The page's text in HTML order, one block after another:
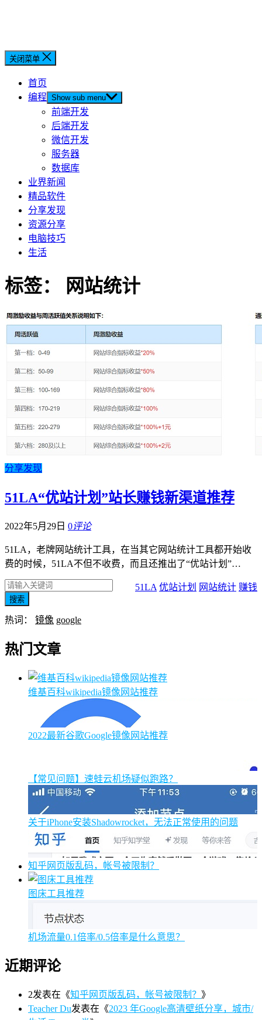
关闭菜单
首页
编程 Show sub menu
前端开发
后端开发
微信开发
服务器
数据库
业界新闻
精品软件
分享发现
资源分享
电脑技巧
生活
标签： 网站统计
分享发现
51LA“优站计划”站长赚钱新渠道推荐
2022年5月29日 0评论
51LA，老牌网站统计工具，在当其它网站统计工具都开始收
费的时候，51LA不但不收费，而且还推出了“优站计划”…
51LA 优站计划 网站统计 赚钱
搜索
热词： 镜像 google
热门文章
维基百科wikipedia镜像网站推荐
2022最新谷歌Google镜像网站推荐
【常见问题】速蛙云机场疑似跑路？
关于iPhone安装Shadowrocket，无法正常使用的问题
知乎网页版乱码，帐号被限制？
图床工具推荐
机场流量0.1倍率/0.5倍率是什么意思？
近期评论
2发表在《知乎网页版乱码，帐号被限制？ 》
Teacher Du发表在《2023 年Google高清壁纸分享，城市/